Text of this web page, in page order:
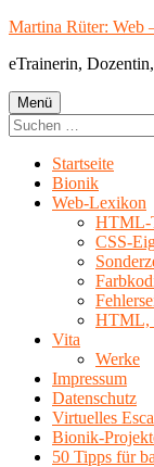
Springe
Inhalt
Martina Rüter: Web
eTrainerin,
Primäres
Menü
Menü
Suchen
nach:
Startseite
Bionik
Web-Lexikon
HTML-
CSS-
HTML,
Vita
Werke
Impressum
Datenschutz
Virtuelles
Bionik-
50 Tipps für